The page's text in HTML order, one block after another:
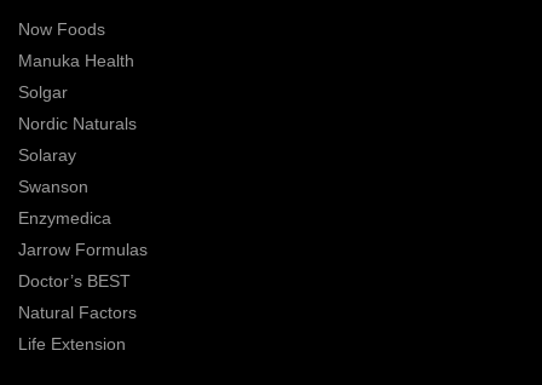
Now Foods
Manuka Health
Solgar
Nordic Naturals
Solaray
Swanson
Enzymedica
Jarrow Formulas
Doctor’s BEST
Natural Factors
Life Extension